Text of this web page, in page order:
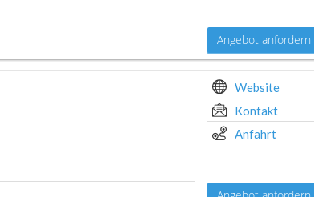
Angebot anfordern
Website
Kontakt
Anfahrt